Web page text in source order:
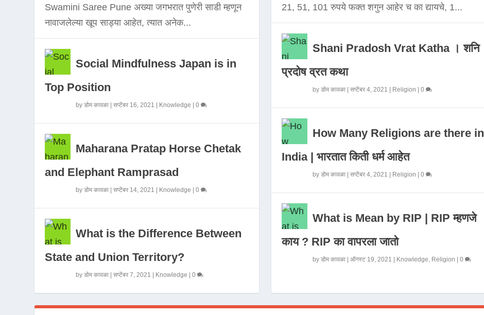
Swamini Saree Pune अख्या जगभरात पुणेरी साडी म्हणून
नावाजलेल्या खूप साड्या आहेत, त्यात अनेक...
Social Mindfulness Japan is in
Top Position
byडोम कावळा |सप्टेंबर 16, 2021 Knowledge |0
Maharana Pratap Horse Chetak
and Elephant Ramprasad
byडोम कावळा |सप्टेंबर 14, 2021 Knowledge |0
What is the Difference Between
State and Union Territory?
byडोम कावळा |सप्टेंबर 7, 2021 Knowledge |0
21, 51, 101 रुपये फक्त शगुन आहेर च का द्यायचे, 1...
Shani Pradosh Vrat Katha । शनि
प्रदोष व्रत कथा
by डोम कावळा| सप्टेंबर 4, 2021 Religion 0
How Many Religions are there in
India | भारतात किती धर्म आहेत
by डोम कावळा| सप्टेंबर 4, 2021 Religion 0
What is Mean by RIP | RIP म्हणजे
काय ? RIP का वापरला जातो
by डोम कावळा| ऑगस्ट 19, 2021 Knowledge, Religion 0